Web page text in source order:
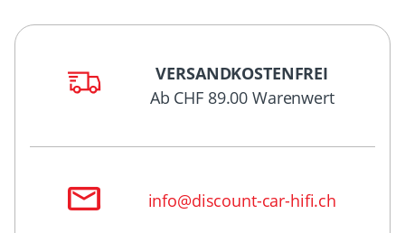
VERSANDKOSTENFREI
Ab CHF 89.00 Warenwert
info@discount-car-hifi.ch